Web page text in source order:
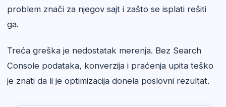
problem znači za njegov sajt i zašto se isplati rešiti
ga.
Treća greška je nedostatak merenja. Bez Search
Console podataka, konverzija i praćenja upita teško
je znati da li je optimizacija donela poslovni rezultat.